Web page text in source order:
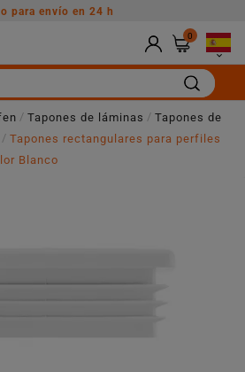
para envío en 24 h
0

Tapones de láminas
Tapones de
Tapones rectangulares para perfiles
Blanco